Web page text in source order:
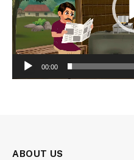
00:00
ABOUT US